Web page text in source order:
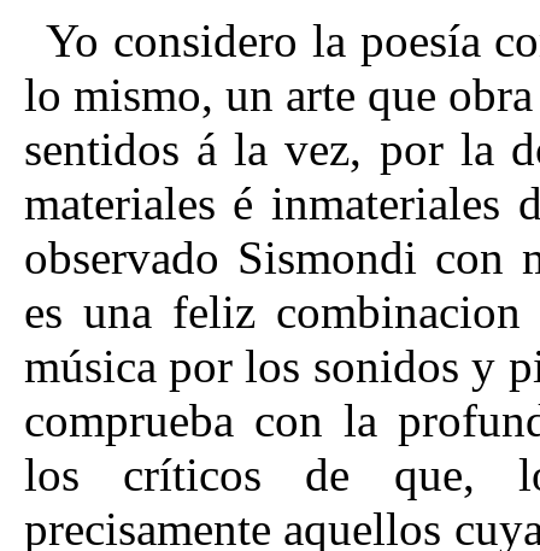
Yo considero la poesía
lo mismo, un arte que
sentidos á la vez, por la
materiales é
observado Sismondi con
es una feliz
música por los sonidos y
comprueba con la
los críticos de que,
precisamente aquellos